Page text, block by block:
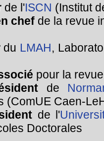
de l'ISCN (Institut
chef de la revue
du LMAH,
pour la
de
(ComUE Caen-
de l'
Doctorales